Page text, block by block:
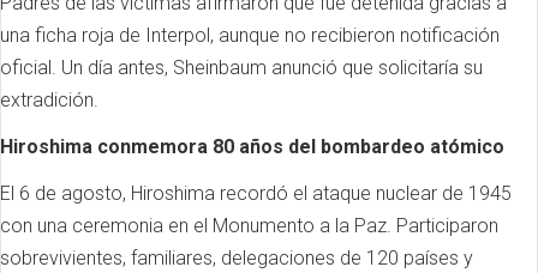
una ficha roja de Interpol, aunque no recibieron notificación
oficial. Un día antes, Sheinbaum anunció que solicitaría su
extradición.
Hiroshima conmemora 80 años del bombardeo atómico
El 6 de agosto, Hiroshima recordó el ataque nuclear de 1945
con una ceremonia en el Monumento a la Paz. Participaron
sobrevivientes, familiares, delegaciones de 120 países y